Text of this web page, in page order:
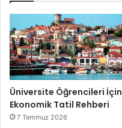
Üniversite Öğrencileri İçin
Ekonomik Tatil Rehberi
7 Temmuz 2026